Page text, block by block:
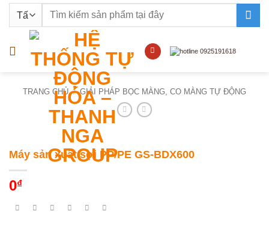
nội
Tìm
TRANG CHỦ / GIẢI PHÁP BỌC MÀNG, CO MÀNG TỰ ĐỘNG
Máy sản xuất sợi PP/PE GS-BDX600
0₫